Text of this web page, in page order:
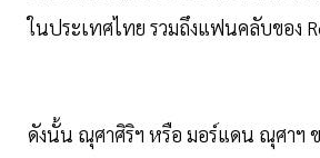
ในประเทศไทย รวมถึงแฟนคลับของ
ดังนั้น ณุศาศิริฯ หรือ มอร์แดน ณุศาฯ ข